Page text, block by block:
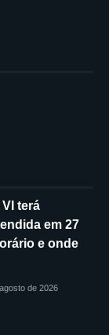
terá
em 27
e onde
de 2026